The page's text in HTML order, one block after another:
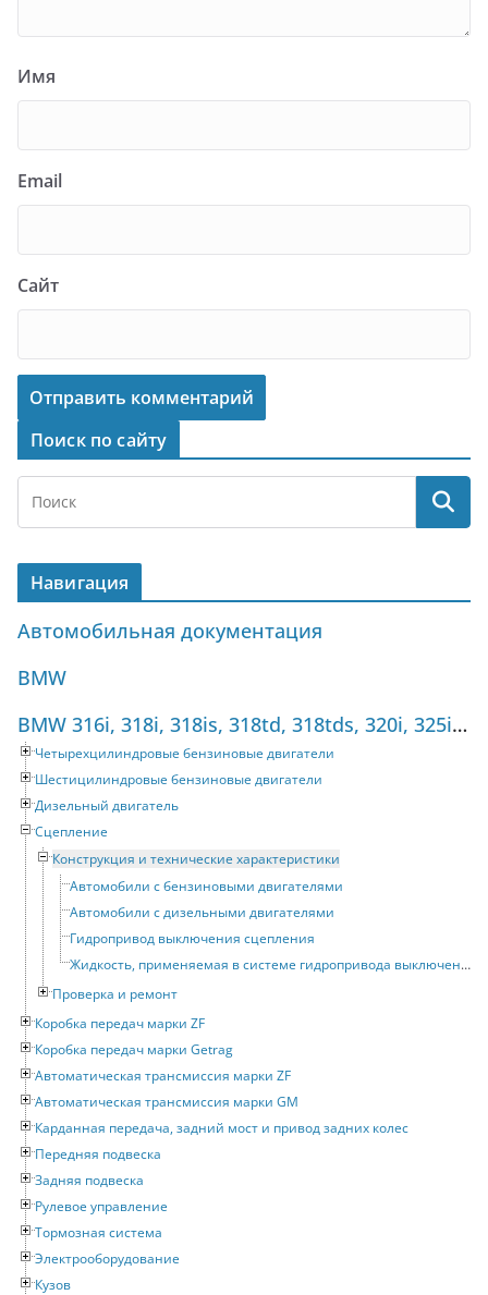
Имя
Email
Сайт
Поиск по сайту
Навигация
Автомобильная документация
BMW
BMW 316i, 318i, 318is, 318td, 318tds, 320i, 325i, 325tds (1990-1998) Руководство по ремонту
Четырехцилиндровые бензиновые двигатели
Шестицилиндровые бензиновые двигатели
Дизельный двигатель
Сцепление
Конструкция и технические характеристики
Автомобили с бензиновыми двигателями
Автомобили с дизельными двигателями
Гидропривод выключения сцепления
Жидкость, применяемая в системе гидропривода выключения сцепления
Проверка и ремонт
Коробка передач марки ZF
Коробка передач марки Getrag
Автоматическая трансмиссия марки ZF
Автоматическая трансмиссия марки GM
Карданная передача, задний мост и привод задних колес
Передняя подвеска
Задняя подвеска
Рулевое управление
Тормозная система
Электрооборудование
Кузов